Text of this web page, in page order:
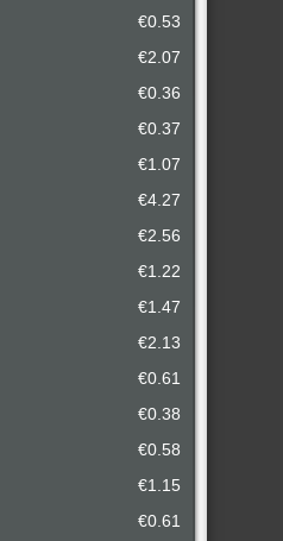
€0.53
€2.07
€0.36
€0.37
€1.07
€4.27
€2.56
€1.22
€1.47
€2.13
€0.61
€0.38
€0.58
€1.15
€0.61